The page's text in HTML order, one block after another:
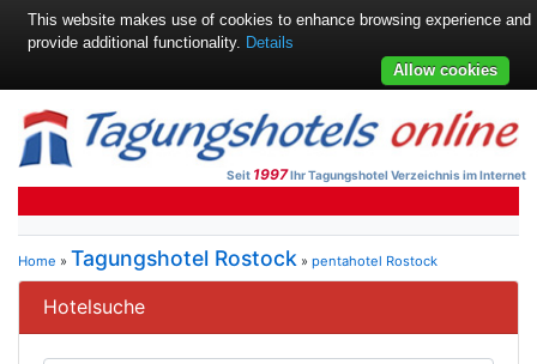
Seit 1997Ihr Tagungshotel Verzeichnis im Internet
Home » Tagungshotel Rostock » pentahotel Rostock
Hotelsuche
This website makes use of cookies to enhance browsing experience and
provide additional functionality. Details
Allow cookies